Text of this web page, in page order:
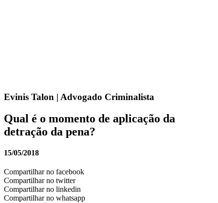
Evinis Talon | Advogado Criminalista
Qual é o momento de aplicação da
detração da pena?
15/05/2018
Compartilhar no facebook
Compartilhar no twitter
Compartilhar no linkedin
Compartilhar no whatsapp